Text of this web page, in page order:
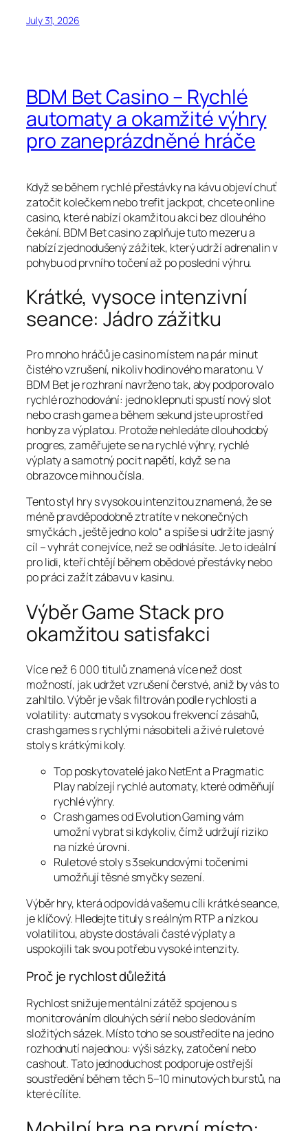
July 31, 2026
BDM Bet Casino – Rychlé
automaty a okamžité výhry
pro zaneprázdněné hráče
Když se během rychlé přestávky na kávu objeví chuť
zatočit kolečkem nebo trefit jackpot, chcete online
casino, které nabízí okamžitou akci bez dlouhého
čekání. BDM Bet casino zaplňuje tuto mezeru a
nabízí zjednodušený zážitek, který udrží adrenalin v
pohybu od prvního točení až po poslední výhru.
Krátké, vysoce intenzivní
seance: Jádro zážitku
Pro mnoho hráčů je casino místem na pár minut
čistého vzrušení, nikoliv hodinového maratonu. V
BDM Bet je rozhraní navrženo tak, aby podporovalo
rychlé rozhodování: jedno klepnutí spustí nový slot
nebo crash game a během sekund jste uprostřed
honby za výplatou. Protože nehledáte dlouhodobý
progres, zaměřujete se na rychlé výhry, rychlé
výplaty a samotný pocit napětí, když se na
obrazovce mihnou čísla.
Tento styl hry s vysokou intenzitou znamená, že se
méně pravděpodobně ztratíte v nekonečných
smyčkách „ještě jedno kolo“ a spíše si udržíte jasný
cíl – vyhrát co nejvíce, než se odhlásíte. Je to ideální
pro lidi, kteří chtějí během obědové přestávky nebo
po práci zažít zábavu v kasinu.
Výběr Game Stack pro
okamžitou satisfakci
Více než 6 000 titulů znamená více než dost
možností, jak udržet vzrušení čerstvé, aniž by vás to
zahltilo. Výběr je však filtrován podle rychlosti a
volatility: automaty s vysokou frekvencí zásahů,
crash games s rychlými násobiteli a živé ruletové
stoly s krátkými koly.
Top poskytovatelé jako NetEnt a Pragmatic
Play nabízejí rychlé automaty, které odměňují
rychlé výhry.
Crash games od Evolution Gaming vám
umožní vybrat si kdykoliv, čímž udržují riziko
na nízké úrovni.
Ruletové stoly s 3sekundovými točeními
umožňují těsné smyčky sezení.
Výběr hry, která odpovídá vašemu cíli krátké seance,
je klíčový. Hledejte tituly s reálným RTP a nízkou
volatilitou, abyste dostávali časté výplaty a
uspokojili tak svou potřebu vysoké intenzity.
Proč je rychlost důležitá
Rychlost snižuje mentální zátěž spojenou s
monitorováním dlouhých sérií nebo sledováním
složitých sázek. Místo toho se soustředíte na jedno
rozhodnutí najednou: výši sázky, zatočení nebo
cashout. Tato jednoduchost podporuje ostřejší
soustředění během těch 5–10 minutových burstů, na
které cílíte.